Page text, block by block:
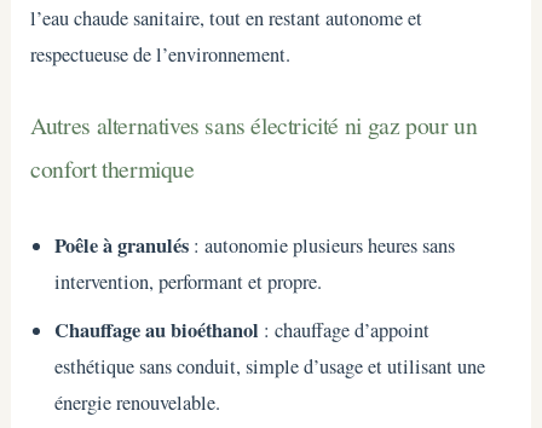
l’eau chaude sanitaire, tout en restant autonome et
respectueuse de l’environnement.
Autres alternatives sans électricité ni gaz pour un
confort thermique
Poêle à granulés : autonomie plusieurs heures sans
intervention, performant et propre.
Chauffage au bioéthanol : chauffage d’appoint
esthétique sans conduit, simple d’usage et utilisant une
énergie renouvelable.